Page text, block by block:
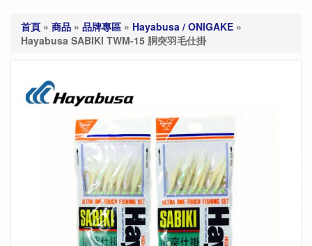
首頁 » 商品 » 品牌專區 » Hayabusa / ONIGAKE »
Hayabusa SABIKI TWM-15 胴突羽毛仕掛